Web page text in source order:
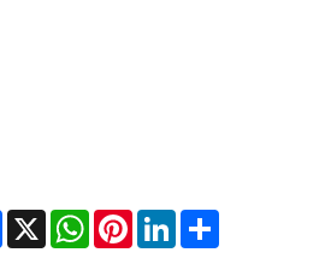
Facebook
X WhatsAppPinterestLinkedInShare